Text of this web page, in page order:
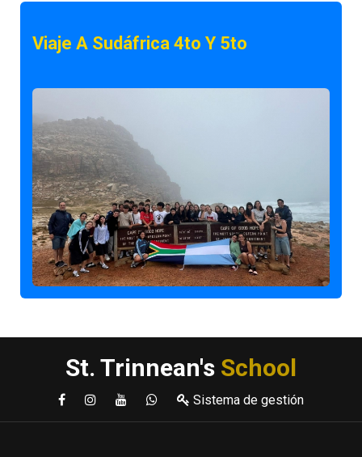
Viaje A Sudáfrica 4to Y 5to
St. Trinnean's School
Sistema de gestión